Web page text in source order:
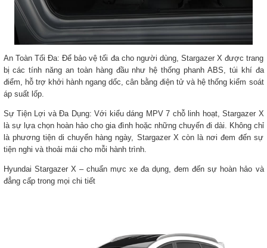
An Toàn Tối Đa: Để bảo vệ tối đa cho người dùng, Stargazer X được trang
bị các tính năng an toàn hàng đầu như hệ thống phanh ABS, túi khí đa
điểm, hỗ trợ khởi hành ngang dốc, cân bằng điện tử và hệ thống kiểm soát
áp suất lốp.
Sự Tiện Lợi và Đa Dụng: Với kiểu dáng MPV 7 chỗ linh hoạt, Stargazer X
là sự lựa chọn hoàn hảo cho gia đình hoặc những chuyến đi dài. Không chỉ
là phương tiện di chuyển hàng ngày, Stargazer X còn là nơi đem đến sự
tiện nghi và thoải mái cho mỗi hành trình.
Hyundai Stargazer X – chuẩn mực xe đa dụng, đem đến sự hoàn hảo và
đẳng cấp trong mọi chi tiết